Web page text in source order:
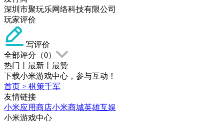
深圳市聚玩乐网络科技有限公司
玩家评价
写评价
全部评分（0）
热门
最新
最赞
下载小米游戏中心，参与互动！
首页 > 棋策千军
友情链接
小米应用商店小米商城英雄互娱
小米游戏中心